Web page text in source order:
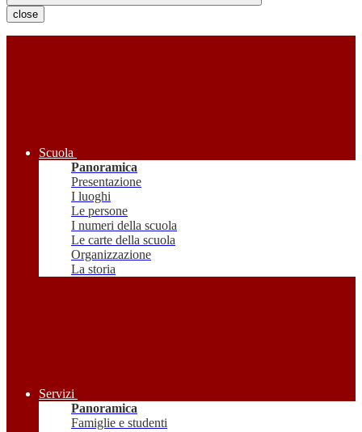
close
Scuola
Panoramica
Presentazione
I luoghi
Le persone
I numeri della scuola
Le carte della scuola
Organizzazione
La storia
Servizi
Panoramica
Famiglie e studenti